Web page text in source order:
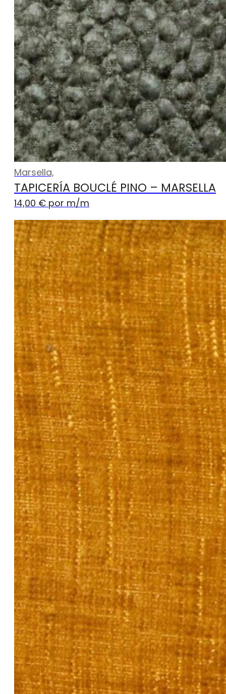
Marsella,
TAPICERÍA BOUCLÉ PINO – MARSELLA
14,00 € por m/m